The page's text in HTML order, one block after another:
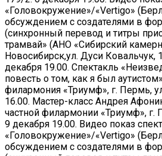
«Головокружение»/«Vertigo»
обсуждением с создателями в
(синхронный перевод и титры
трамвай» (АНО «Сибирский
Новосибирск,ул. Дуси Ковальчук,
декабря 19.00. Спектакль
повесть о том, как я был
филармония «Триумф», г. Пермь,
16.00. Мастер-класс Андрея
частной филармонии «Триумф», г.
9 декабря 19.00. Видео показ
«Головокружение»/«Vertigo»
обсуждением с создателями в